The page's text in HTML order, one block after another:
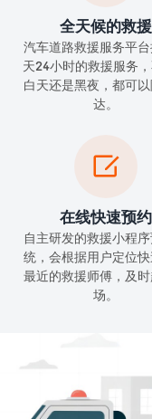
全天候的救援
汽车道路救援服务平
天24小时的救援服务
白天还是黑夜，都可
达。

在线快速预约
自主研发的救援小程
统，会根据用户定位
最近的救援师傅，及
场。